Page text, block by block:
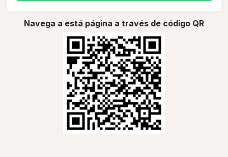
Navega a está página a través de código QR